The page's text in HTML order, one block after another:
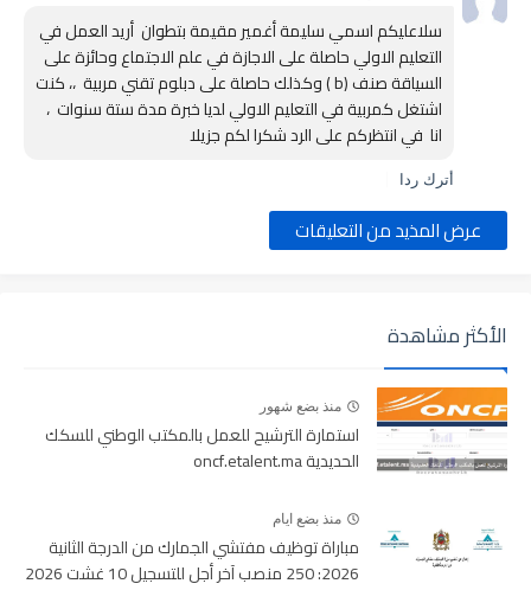
انا  في انتظركم على الرد شكرا لكم جزيلا
أترك ردا
عرض المذيد من التعليقات
الأكثر مشاهدة
منذ بضع شهور
استمارة الترشيح للعمل بالمكتب الوطني للسكك
الحديدية oncf.etalent.ma
منذ بضع ايام
مباراة توظيف مفتشي الجمارك من الدرجة الثانية
2026: 250 منصب آخر أجل للتسجيل 10 غشت 2026